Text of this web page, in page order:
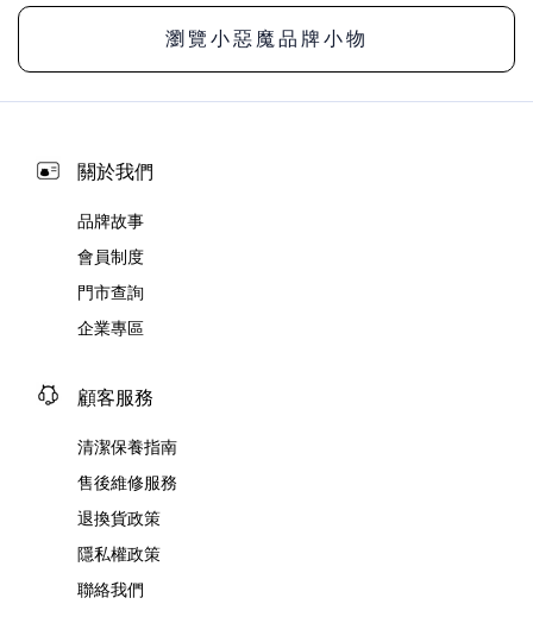
瀏覽小惡魔品牌小物
關於我們
品牌故事
會員制度
門市查詢
企業專區
顧客服務
清潔保養指南
售後維修服務
退換貨政策
隱私權政策
聯絡我們